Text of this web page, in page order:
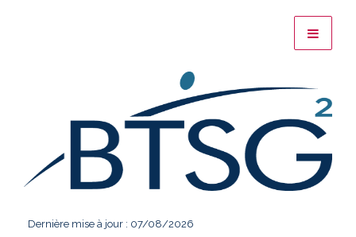
Dernière mise à jour : 07/08/2026